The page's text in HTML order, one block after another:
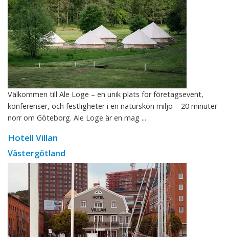
Välkommen till Ale Loge – en unik plats för företagsevent,
konferenser, och festligheter i en naturskön miljö – 20 minuter
norr om Göteborg. Ale Loge är en mag ...
Hotell Villan
Västergötland